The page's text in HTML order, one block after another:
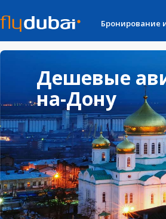
Бронирование
Дешевые
на-Дону